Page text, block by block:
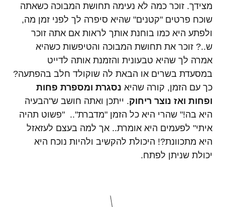
מצידך. זוכר כמה לא נעימה תחושת המבוכה כשאתה
שוכח פרטים "קטנים" שהיא סיפרה לך לפני זמן מה,
ולפתע היא כמו בוחנת אותך לראות אם אתה זוכר
ש..? זוכר את תחושת המבוכה והטיפשות כשהיא
אמרה לך שהיא טבעונית והזמנת אותה לדייט
במסעדת בשרים או הבאת לה שוקולד חלב בהפתעה?
כך עם הזמן, קורה שהיא נסגרת ומספרת פחות
ופחות ואז נוצר ריחוק. ייתכן ואתה חושב ש"הבעיה
היא בה!" שהרי היא כל הזמן "מדברת".. "פשוט תהיה
איתי" לפעמים היא אומרת.. אך למה בעצם לעזאזל
היא מתכוונת?! היכולת להקשיב ולהיות נוכח היא
יכולת שניתן לפתח.